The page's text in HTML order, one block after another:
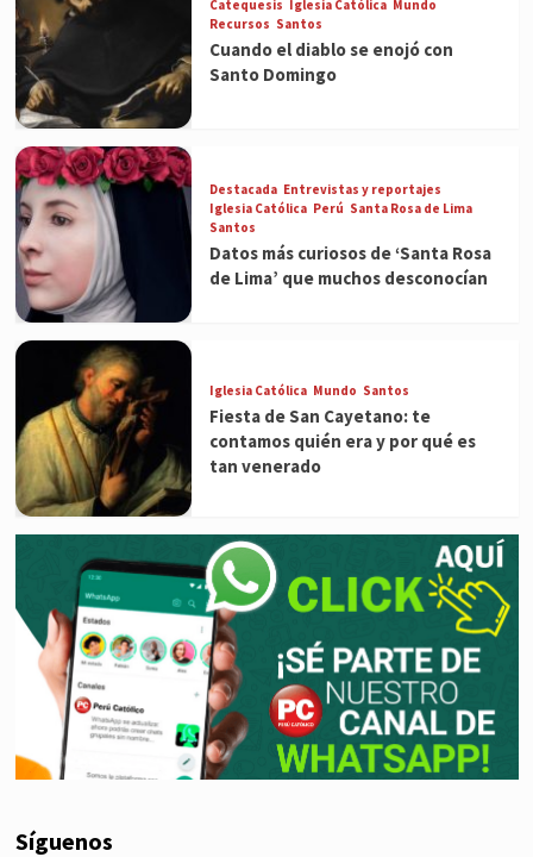
Catequesis Iglesia Católica Mundo
Recursos Santos
Cuando el diablo se enojó con
Santo Domingo
Destacada Entrevistas y reportajes
Iglesia Católica Perú Santa Rosa de Lima
Santos
Datos más curiosos de ‘Santa Rosa
de Lima’ que muchos desconocían
Iglesia Católica Mundo Santos
Fiesta de San Cayetano: te
contamos quién era y por qué es
tan venerado
Síguenos